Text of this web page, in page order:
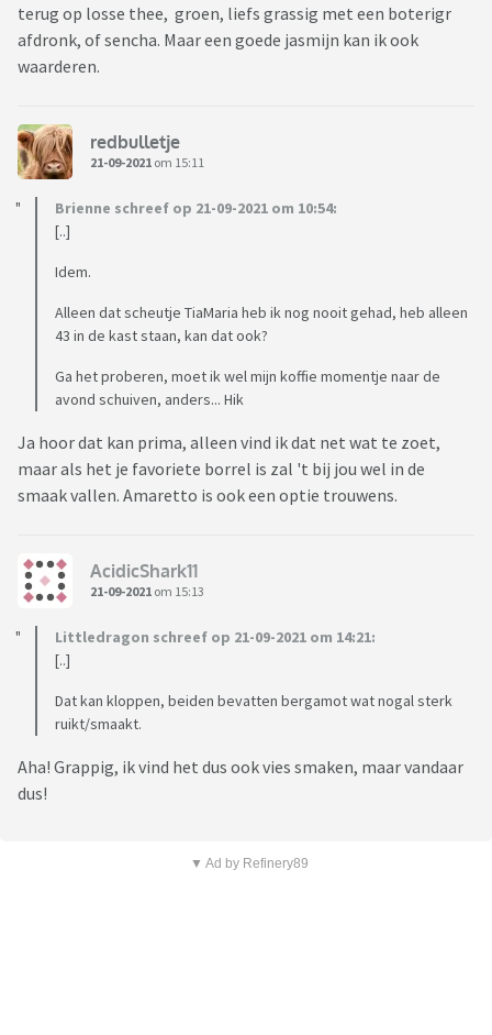
terug op losse thee, groen, liefs grassig met een boterigr
afdronk, of sencha. Maar een goede jasmijn kan ik ook
waarderen.
redbulletje
21-09-2021 om 15:11
Brienne schreef op 21-09-2021 om 10:54:
[..]
Idem.
Alleen dat scheutje TiaMaria heb ik nog nooit gehad, heb alleen
43 in de kast staan, kan dat ook?
Ga het proberen, moet ik wel mijn koffie momentje naar de
avond schuiven, anders... Hik
Ja hoor dat kan prima, alleen vind ik dat net wat te zoet,
maar als het je favoriete borrel is zal 't bij jou wel in de
smaak vallen. Amaretto is ook een optie trouwens.
AcidicShark11
21-09-2021 om 15:13
Littledragon schreef op 21-09-2021 om 14:21:
[..]
Dat kan kloppen, beiden bevatten bergamot wat nogal sterk
ruikt/smaakt.
Aha! Grappig, ik vind het dus ook vies smaken, maar vandaar
dus!
▼ Ad by Refinery89